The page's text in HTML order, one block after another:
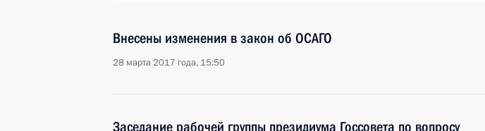
Внесены изменения в закон об ОСАГО
28 марта 2017 года, 15:50
Заседание рабочей группы президиума Госсовета по вопросу